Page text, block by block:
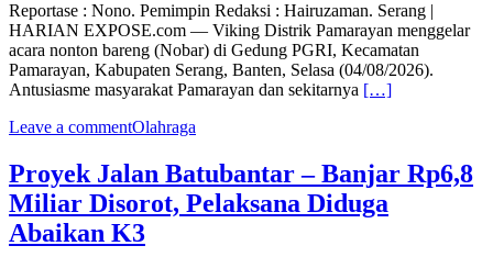
Reportase : Nono. Pemimpin Redaksi : Hairuzaman. Serang |
HARIAN EXPOSE.com — Viking Distrik Pamarayan menggelar
acara nonton bareng (Nobar) di Gedung PGRI, Kecamatan
Pamarayan, Kabupaten Serang, Banten, Selasa (04/08/2026).
Antusiasme masyarakat Pamarayan dan sekitarnya […]
Leave a commentOlahraga
Proyek Jalan Batubantar – Banjar Rp6,8
Miliar Disorot, Pelaksana Diduga
Abaikan K3